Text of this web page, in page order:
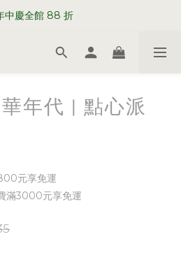
TO SABRE PARIS
中慶全館 88 折
TO SABRE PARIS
年代 | 點心派
元享免運
滿3000元享免運